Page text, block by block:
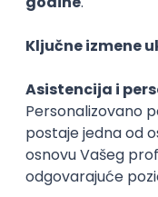
rashlađuje. Desna
nozdrve u odnosu
rashladi ili zagreje.